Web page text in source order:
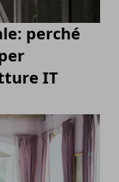
perché
IT